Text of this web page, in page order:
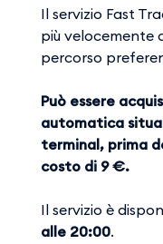
Il servizio Fast
più velocemente
percorso
Può essere
automatica
terminal, prima
costo di 9 €.
Il servizio è
alle 20:00.